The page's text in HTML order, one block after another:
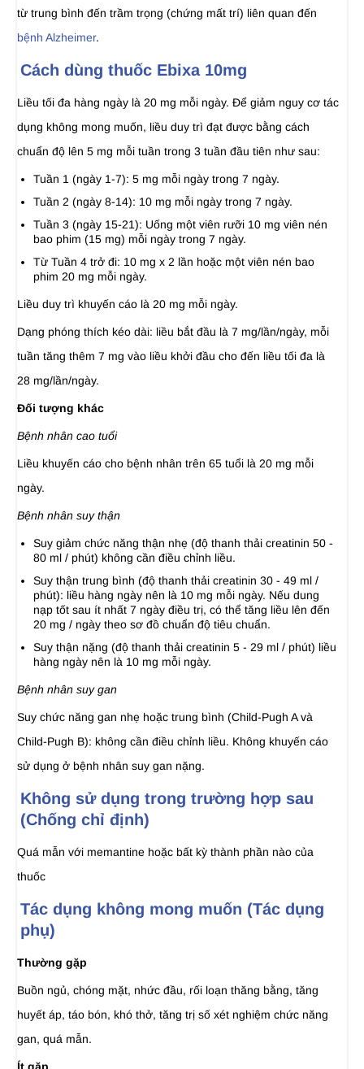
từ trung bình đến trầm trọng (chứng mất trí) liên quan đến
bệnh Alzheimer.
Cách dùng thuốc Ebixa 10mg
Liều tối đa hàng ngày là 20 mg mỗi ngày. Để giảm nguy cơ tác
dụng không mong muốn, liều duy trì đạt được bằng cách
chuẩn độ lên 5 mg mỗi tuần trong 3 tuần đầu tiên như sau:
Tuần 1 (ngày 1-7): 5 mg mỗi ngày trong 7 ngày.
Tuần 2 (ngày 8-14): 10 mg mỗi ngày trong 7 ngày.
Tuần 3 (ngày 15-21): Uống một viên rưỡi 10 mg viên nén
bao phim (15 mg) mỗi ngày trong 7 ngày.
Từ Tuần 4 trở đi: 10 mg x 2 lần hoặc một viên nén bao
phim 20 mg mỗi ngày.
Liều duy trì khuyến cáo là 20 mg mỗi ngày.
Dạng phóng thích kéo dài: liều bắt đầu là 7 mg/lần/ngày, mỗi
tuần tăng thêm 7 mg vào liều khởi đầu cho đến liều tối đa là
28 mg/lần/ngày.
Đối tượng khác
Bệnh nhân cao tuổi
Liều khuyến cáo cho bệnh nhân trên 65 tuổi là 20 mg mỗi
ngày.
Bệnh nhân suy thận
Suy giảm chức năng thận nhẹ (độ thanh thải creatinin 50 -
80 ml / phút) không cần điều chỉnh liều.
Suy thận trung bình (độ thanh thải creatinin 30 - 49 ml /
phút): liều hàng ngày nên là 10 mg mỗi ngày. Nếu dung
nạp tốt sau ít nhất 7 ngày điều trị, có thể tăng liều lên đến
20 mg / ngày theo sơ đồ chuẩn độ tiêu chuẩn.
Suy thận nặng (độ thanh thải creatinin 5 - 29 ml / phút) liều
hàng ngày nên là 10 mg mỗi ngày.
Bệnh nhân suy gan
Suy chức năng gan nhẹ hoặc trung bình (Child-Pugh A và
Child-Pugh B): không cần điều chỉnh liều. Không khuyến cáo
sử dụng ở bệnh nhân suy gan nặng.
Không sử dụng trong trường hợp sau
(Chống chỉ định)
Quá mẫn với memantine hoặc bất kỳ thành phần nào của
thuốc
Tác dụng không mong muốn (Tác dụng
phụ)
Thường gặp
Buồn ngủ, chóng mặt, nhức đầu, rối loạn thăng bằng, tăng
huyết áp, táo bón, khó thở, tăng trị số xét nghiệm chức năng
gan, quá mẫn.